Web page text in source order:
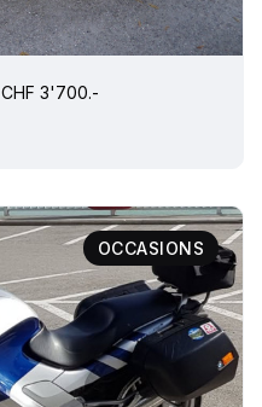
CHF 3'700.-
OCCASIONS